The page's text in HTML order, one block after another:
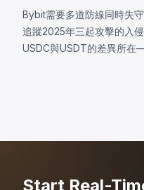
Bybit需要多道防線同時失
追蹤2025年三起攻擊的入
USDC與USDT的差異所在
Start Real-